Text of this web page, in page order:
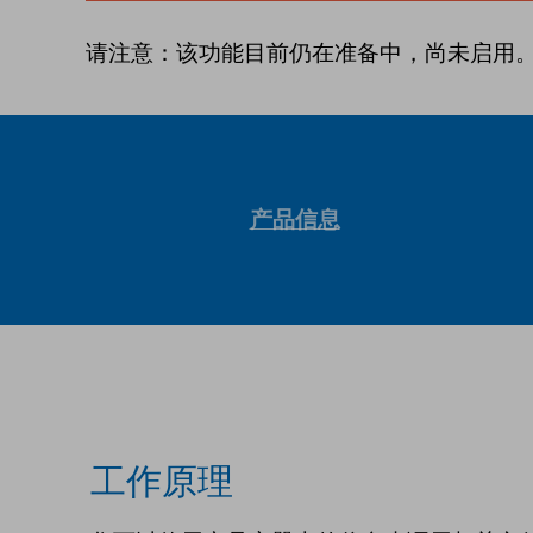
请注意：该功能目前仍在准备中，尚未启用。
产品信息
工作原理